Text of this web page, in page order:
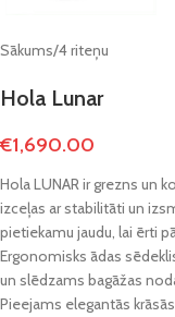
Sākums/4 riteņu
Hola Lunar
€1,690.00
Hola LUNAR ir grezns un
izceļas ar stabilitāti un
pietiekamu jaudu, lai ērti
Ergonomisks ādas
un slēdzams bagāžas
Pieejams elegantās